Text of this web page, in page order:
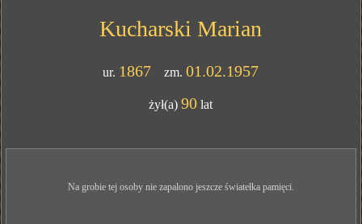
Kucharski Marian
ur. 1867 zm.01.02.1957
żył(a)90 lat
Na grobie tej osoby nie zapalono jeszcze światełka pamięci.